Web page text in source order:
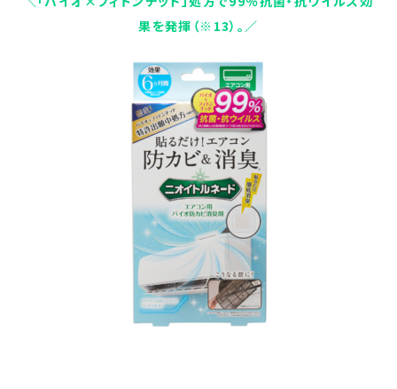
果を発揮（※13）。／